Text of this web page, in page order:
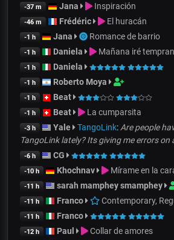
-37 m Jana Inspiración
-46 m Frédéric El huracán
-1 h Jana Romance de barrio
-1 h Daniela Mañana iré
-1 h Daniela
-1 h Roberto Moya
-1 h Beat
-1 h Beat La cumparsita
-3 h Yale TangoLink: Are people
TangoLink lately? Its giving me errors on
-6 h CG
-10 h Khochnav Mírame en la
-11 h sarah mamphey smamphey
-11 h Franco Contemporary,
-11 h Franco
-12 h Paul Collar de amores